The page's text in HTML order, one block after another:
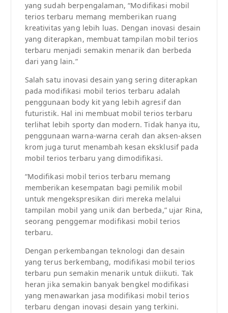
yang sudah berpengalaman, “Modifikasi mobil
terios terbaru memang memberikan ruang
kreativitas yang lebih luas. Dengan inovasi desain
yang diterapkan, membuat tampilan mobil terios
terbaru menjadi semakin menarik dan berbeda
dari yang lain.”
Salah satu inovasi desain yang sering diterapkan
pada modifikasi mobil terios terbaru adalah
penggunaan body kit yang lebih agresif dan
futuristik. Hal ini membuat mobil terios terbaru
terlihat lebih sporty dan modern. Tidak hanya itu,
penggunaan warna-warna cerah dan aksen-aksen
krom juga turut menambah kesan eksklusif pada
mobil terios terbaru yang dimodifikasi.
“Modifikasi mobil terios terbaru memang
memberikan kesempatan bagi pemilik mobil
untuk mengekspresikan diri mereka melalui
tampilan mobil yang unik dan berbeda,” ujar Rina,
seorang penggemar modifikasi mobil terios
terbaru.
Dengan perkembangan teknologi dan desain
yang terus berkembang, modifikasi mobil terios
terbaru pun semakin menarik untuk diikuti. Tak
heran jika semakin banyak bengkel modifikasi
yang menawarkan jasa modifikasi mobil terios
terbaru dengan inovasi desain yang terkini.